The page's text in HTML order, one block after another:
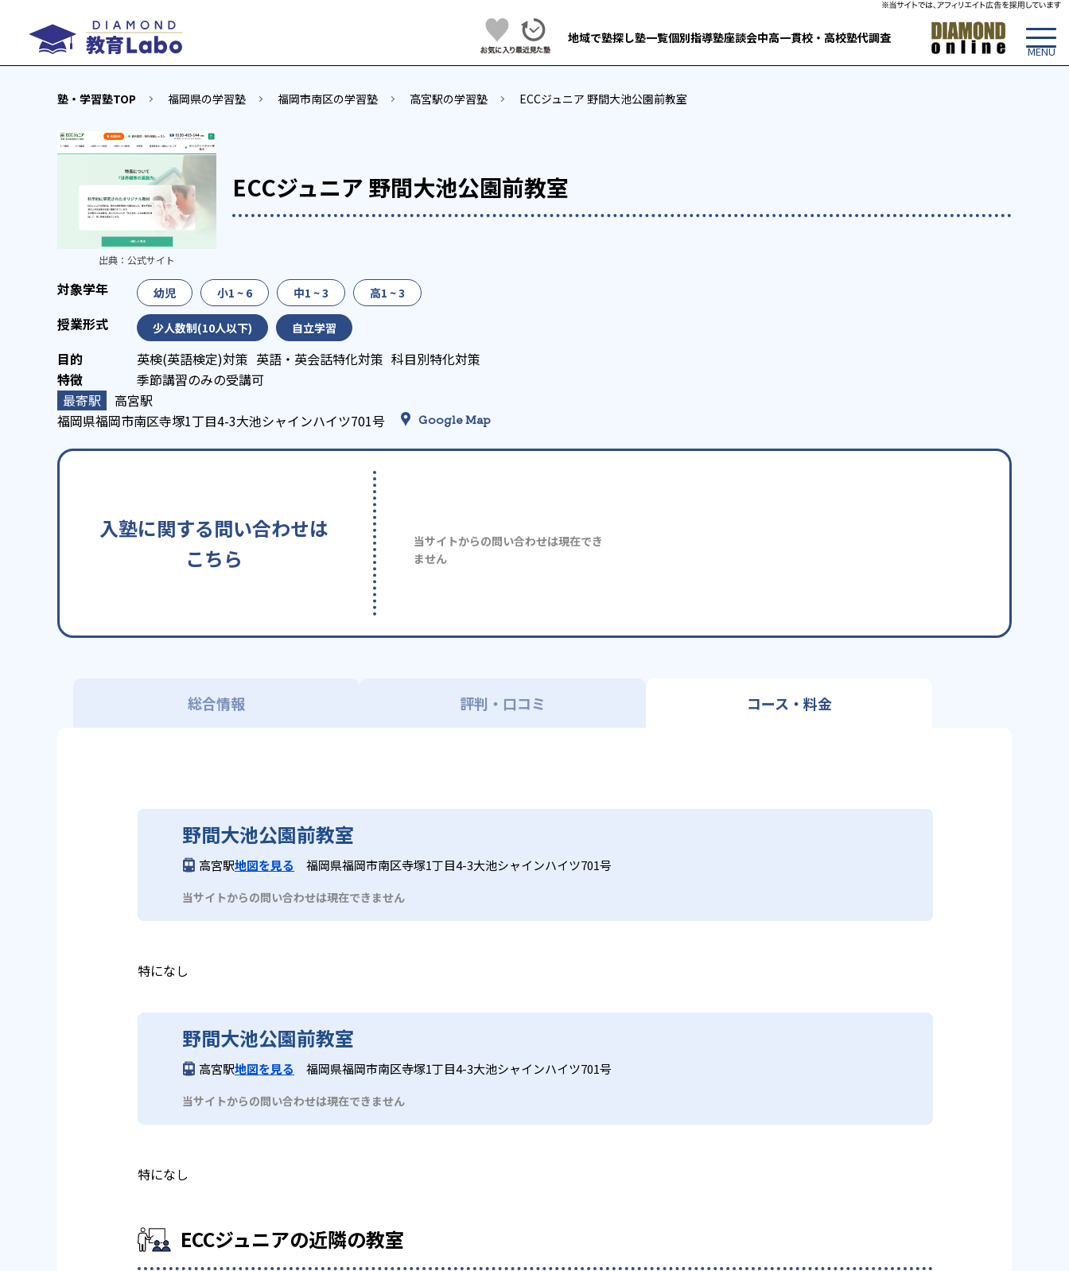
地域で塾探し塾一覧個別指導塾座談会中高一貫校・高校塾代調査
塾・学習塾TOP 福岡県の学習塾 福岡市南区の学習塾 高宮駅の学習塾 ECCジュニア 野間大池公園前教室
ECCジュニア 野間大池公園前教室
出典： 公式サイト
幼児 小1 ~ 6 中1 ~ 3 高1 ~ 3
少人数制(10人以下) 自立学習
英検(英語検定)対策 英語・英会話特化対策 科目別特化対策
季節講習のみの受講可
高宮駅
福岡県福岡市南区寺塚1丁目4-3大池シャインハイツ701号
Google Map
入塾に関する問い合わせは
こちら
当サイトからの問い合わせは現在でき
ません
総合情報 評判・口コミ コース・料金
野間大池公園前教室
高宮駅地図を見る 福岡県福岡市南区寺塚1丁目4-3大池シャインハイツ701号
当サイトからの問い合わせは現在できません
特になし
野間大池公園前教室
高宮駅地図を見る 福岡県福岡市南区寺塚1丁目4-3大池シャインハイツ701号
当サイトからの問い合わせは現在できません
特になし
ECCジュニアの近隣の教室